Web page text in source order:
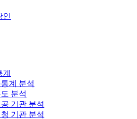
인
계 분석
분석
기관 분석
기관 분석